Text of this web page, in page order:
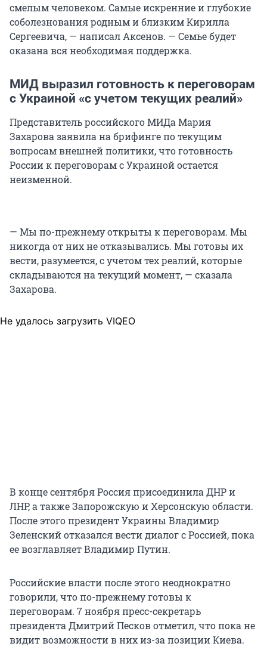
смелым человеком. Самые искренние и глубокие
соболезнования родным и близким Кирилла
Сергеевича, — написал Аксенов. — Семье будет
оказана вся необходимая поддержка.
МИД выразил готовность к переговорам
с Украиной «с учетом текущих реалий»
Представитель российского МИДа Мария
Захарова заявила на брифинге по текущим
вопросам внешней политики, что готовность
России к переговорам с Украиной остается
неизменной.
— Мы по-прежнему открыты к переговорам. Мы
никогда от них не отказывались. Мы готовы их
вести, разумеется, с учетом тех реалий, которые
складываются на текущий момент, — сказала
Захарова.
Не удалось загрузить VIQEO
В конце сентября Россия присоединила ДНР и
ЛНР, а также Запорожскую и Херсонскую области.
После этого президент Украины Владимир
Зеленский отказался вести диалог с Россией, пока
ее возглавляет Владимир Путин.
Российские власти после этого неоднократно
говорили, что по-прежнему готовы к
переговорам. 7 ноября пресс-секретарь
президента Дмитрий Песков отметил, что пока не
видит возможности в них из-за позиции Киева.